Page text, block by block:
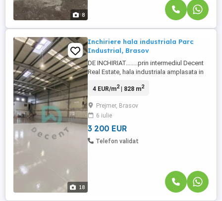
8
18
Inchiriere hala industriala Parc
Industrial, Brasov
DE INCHIRIAT........prin intermediul Decent
Real Estate, hala industriala amplasata in
suprafata de 828 mp, imobil care dispune
pretabila pentru productie, depozitare,
logistica si alte activitati conexe acestora.
- dispune ...
4 EUR/m2| 828 m2
Prejmer, Brasov
6 iulie
3 200 EUR
Telefon validat